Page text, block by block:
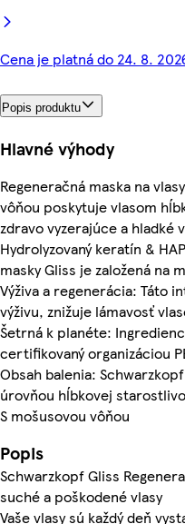
Cena je platná do 24. 8.
Popis produktu
Hlavné výhody
Regeneračná maska na
vôňou poskytuje vlasom
zdravo vyzerajúce a hladké
Hydrolyzovaný keratín &
masky Gliss je založená na
Výživa a regenerácia: Táto
výživu, znižuje lámavosť
Šetrná k planéte:
certifikovaný organizáciou
Obsah balenia:
úrovňou hĺbkovej
S mošusovou vôňou
Popis
Schwarzkopf Gliss
suché a poškodené vlasy
Vaše vlasy sú každý deň